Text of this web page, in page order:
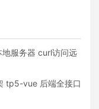
服务器 curl访问远
tp5-vue 后端全接口